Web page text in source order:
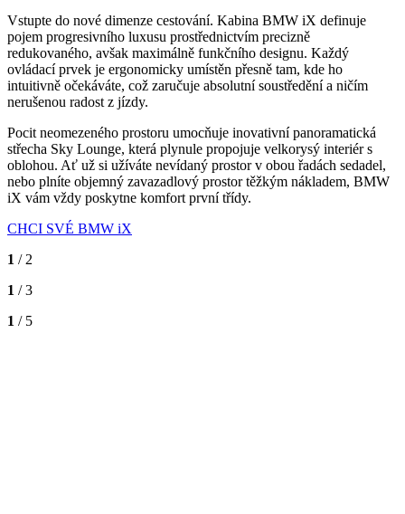
Vstupte do nové dimenze cestování. Kabina BMW iX definuje
pojem progresivního luxusu prostřednictvím precizně
redukovaného, avšak maximálně funkčního designu. Každý
ovládací prvek je ergonomicky umístěn přesně tam, kde ho
intuitivně očekáváte, což zaručuje absolutní soustředění a ničím
nerušenou radost z jízdy.
Pocit neomezeného prostoru umocňuje inovativní panoramatická
střecha Sky Lounge, která plynule propojuje velkorysý interiér s
oblohou. Ať už si užíváte nevídaný prostor v obou řadách sedadel,
nebo plníte objemný zavazadlový prostor těžkým nákladem, BMW
iX vám vždy poskytne komfort první třídy.
CHCI SVÉ BMW iX
1 / 2
1 / 3
1 / 5